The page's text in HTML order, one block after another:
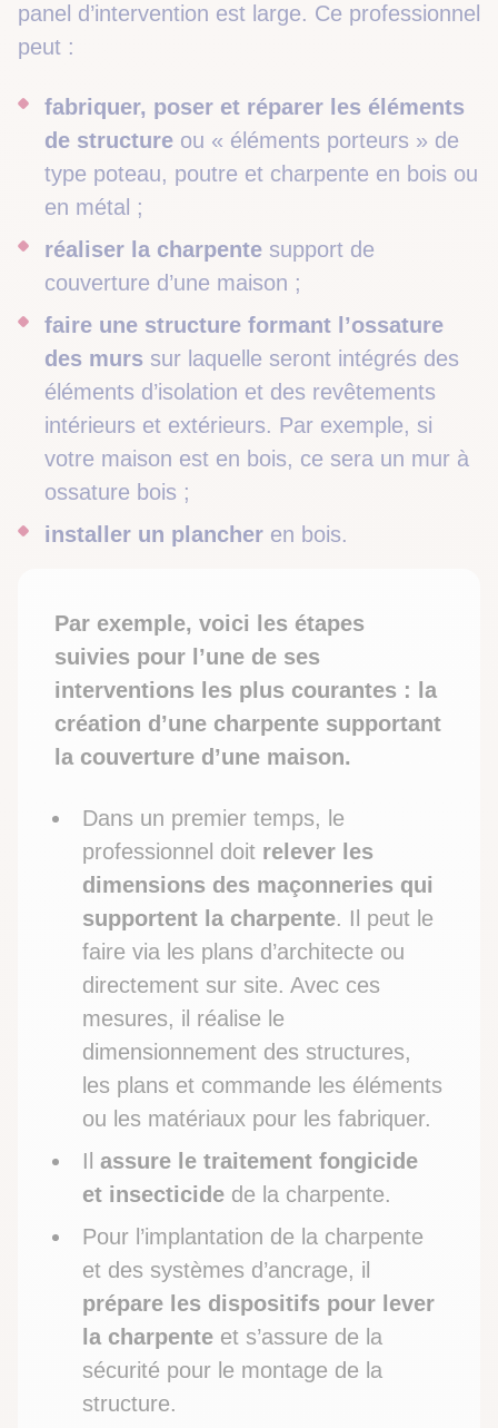
panel d’intervention est large. Ce professionnel
peut :
fabriquer, poser et réparer les éléments
de structure ou « éléments porteurs » de
type poteau, poutre et charpente en bois ou
en métal ;
réaliser la charpente support de
couverture d’une maison ;
faire une structure formant l’ossature
des murs sur laquelle seront intégrés des
éléments d’isolation et des revêtements
intérieurs et extérieurs. Par exemple, si
votre maison est en bois, ce sera un mur à
ossature bois ;
installer un plancher en bois.
Par exemple, voici les étapes
suivies pour l’une de ses
interventions les plus courantes : la
création d’une charpente supportant
la couverture d’une maison.
Dans un premier temps, le
professionnel doit relever les
dimensions des maçonneries qui
supportent la charpente. Il peut le
faire via les plans d’architecte ou
directement sur site. Avec ces
mesures, il réalise le
dimensionnement des structures,
les plans et commande les éléments
ou les matériaux pour les fabriquer.
Ilassure le traitement fongicide
et insecticide de la charpente.
Pour l’implantation de la charpente
et des systèmes d’ancrage, il
prépare les dispositifs pour lever
la charpente et s’assure de la
sécurité pour le montage de la
structure.